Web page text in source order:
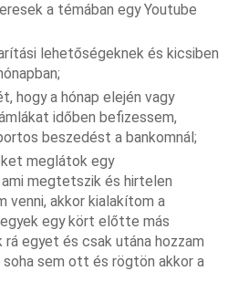
a témában egy Youtube
lehetőségeknek és kicsiben
hogy a hónap elején vagy
időben befizessem,
beszedést a bankomnál;
meglátok egy
megtetszik és hirtelen
venni, akkor kialakítom a
egy kört előtte más
rá egyet és csak utána hozzam
sem ott és rögtön akkor a